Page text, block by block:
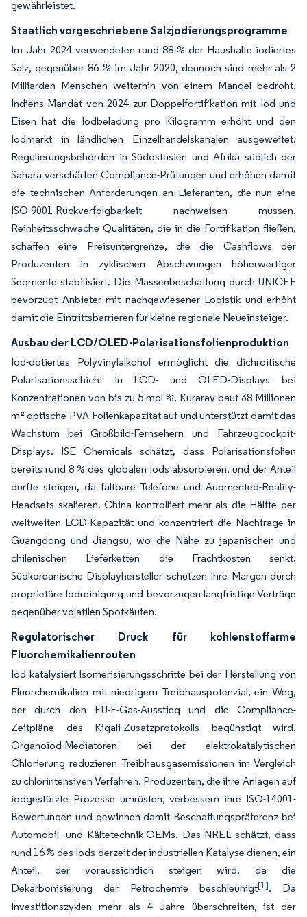
gewährleistet.
Staatlich vorgeschriebene Salzjodierungsprogramme
Im Jahr 2024 verwendeten rund 88 % der Haushalte iodiertes
Salz, gegenüber 86 % im Jahr 2020, dennoch sind mehr als 2
Milliarden Menschen weiterhin von einem Mangel bedroht.
Indiens Mandat von 2024 zur Doppelfortifikation mit Iod und
Eisen hat die Iodbeladung pro Kilogramm erhöht und den
Iodmarkt in ländlichen Einzelhandelskanälen ausgeweitet.
Regulierungsbehörden in Südostasien und Afrika südlich der
Sahara verschärfen Compliance-Prüfungen und erhöhen damit
die technischen Anforderungen an Lieferanten, die nun eine
ISO-9001-Rückverfolgbarkeit nachweisen müssen.
Reinheitsschwache Qualitäten, die in die Fortifikation fließen,
schaffen eine Preisuntergrenze, die die Cashflows der
Produzenten in zyklischen Abschwüngen höherwertiger
Segmente stabilisiert. Die Massenbeschaffung durch UNICEF
bevorzugt Anbieter mit nachgewiesener Logistik und erhöht
damit die Eintrittsbarrieren für kleine regionale Neueinsteiger.
Ausbau der LCD/OLED-Polarisationsfolienproduktion
Iod-dotiertes Polyvinylalkohol ermöglicht die dichroitische
Polarisationsschicht in LCD- und OLED-Displays bei
Konzentrationen von bis zu 5 mol %. Kuraray baut 38 Millionen
m² optische PVA-Folienkapazität auf und unterstützt damit das
Wachstum bei Großbild-Fernsehern und Fahrzeugcockpit-
Displays. ISE Chemicals schätzt, dass Polarisationsfolien
bereits rund 8 % des globalen Iods absorbieren, und der Anteil
dürfte steigen, da faltbare Telefone und Augmented-Reality-
Headsets skalieren. China kontrolliert mehr als die Hälfte der
weltweiten LCD-Kapazität und konzentriert die Nachfrage in
Guangdong und Jiangsu, wo die Nähe zu japanischen und
chilenischen Lieferketten die Frachtkosten senkt.
Südkoreanische Displayhersteller schützen ihre Margen durch
proprietäre Iodreinigung und bevorzugen langfristige Verträge
gegenüber volatilen Spotkäufen.
Regulatorischer Druck für kohlenstoffarme
Fluorchemikalienrouten
Iod katalysiert Isomerisierungsschritte bei der Herstellung von
Fluorchemikalien mit niedrigem Treibhauspotenzial, ein Weg,
der durch den EU-F-Gas-Ausstieg und die Compliance-
Zeitpläne des Kigali-Zusatzprotokolls begünstigt wird.
Organoiod-Mediatoren bei der elektrokatalytischen
Chlorierung reduzieren Treibhausgasemissionen im Vergleich
zu chlorintensiven Verfahren. Produzenten, die ihre Anlagen auf
iodgestützte Prozesse umrüsten, verbessern ihre ISO-14001-
Bewertungen und gewinnen damit Beschaffungspräferenz bei
Automobil- und Kältetechnik-OEMs. Das NREL schätzt, dass
rund 16 % des Iods derzeit der industriellen Katalyse dienen, ein
Anteil, der voraussichtlich steigen wird, da die
Dekarbonisierung der Petrochemie beschleunigt[1]. Da
Investitionszyklen mehr als 4 Jahre überschreiten, ist der